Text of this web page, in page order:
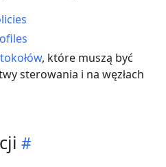
, które muszą być
sterowania i na węzłach